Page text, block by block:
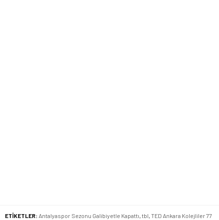
ETİKETLER: Antalyaspor Sezonu Galibiyetle Kapattı tbl TED Ankara Kolejliler 77